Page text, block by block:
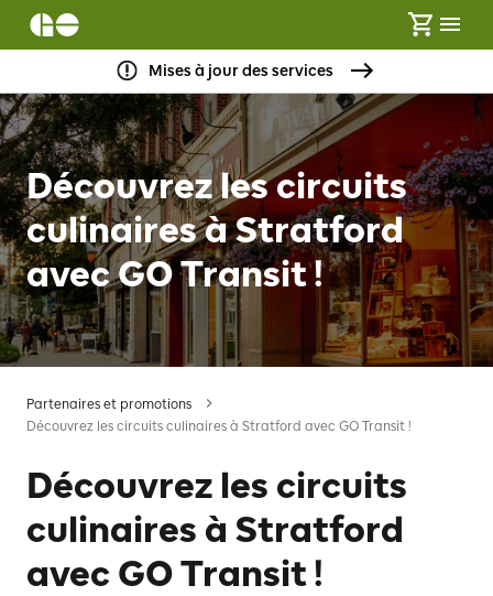
Mises à jour des services
Découvrez les circuits
culinaires à Stratford
avec GO Transit !
Partenaires et promotions
Découvrez les circuits culinaires à Stratford avec GO Transit !
Découvrez les circuits
culinaires à Stratford
avec GO Transit !